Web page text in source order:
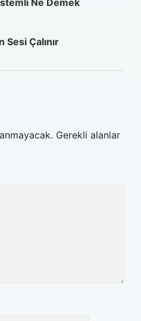
Ne Demek
Sesi Çalınır
Gerekli alanlar